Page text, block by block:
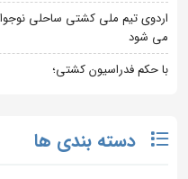
می شود
با حکم فدراسیون کشتی؛
دسته بندی ها